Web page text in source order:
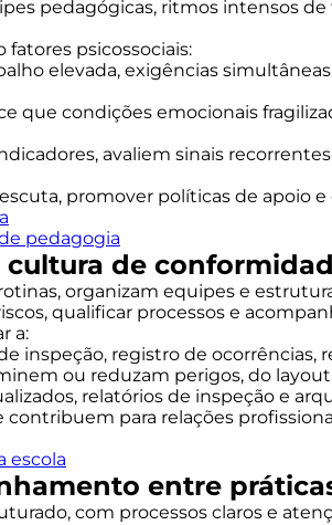
pedagógicas, ritmos intensos
psicossociais:
elevada, exigências
que condições emocionais
avaliem sinais
promover políticas de apoio
pedagogia
cultura de
organizam equipes e
qualificar processos e
a:
inspeção, registro de
ou reduzam perigos, do
relatórios de inspeção e
para relações
escola
entre
com processos claros e